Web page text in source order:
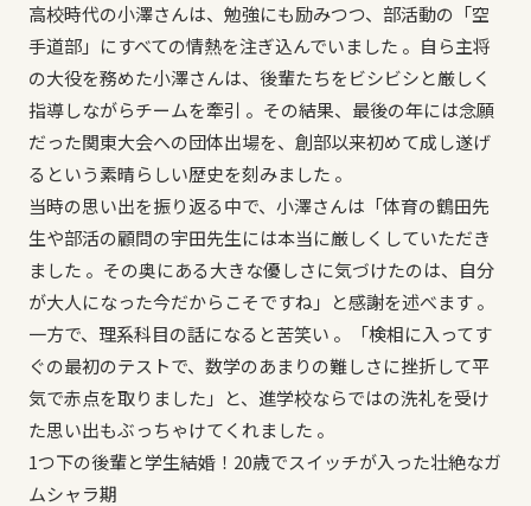
高校時代の小澤さんは、勉強にも励みつつ、部活動の「空
手道部」にすべての情熱を注ぎ込んでいました 。自ら主将
の大役を務めた小澤さんは、後輩たちをビシビシと厳しく
指導しながらチームを牽引 。その結果、最後の年には念願
だった関東大会への団体出場を、創部以来初めて成し遂げ
るという素晴らしい歴史を刻みました 。
当時の思い出を振り返る中で、小澤さんは「体育の鶴田先
生や部活の顧問の宇田先生には本当に厳しくしていただき
ました 。その奥にある大きな優しさに気づけたのは、自分
が大人になった今だからこそですね」と感謝を述べます 。
一方で、理系科目の話になると苦笑い 。「検相に入ってす
ぐの最初のテストで、数学のあまりの難しさに挫折して平
気で赤点を取りました」と、進学校ならではの洗礼を受け
た思い出もぶっちゃけてくれました 。
1つ下の後輩と学生結婚！20歳でスイッチが入った壮絶なガ
ムシャラ期